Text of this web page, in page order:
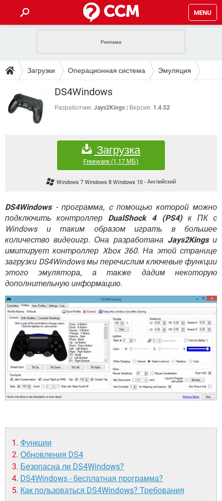
MENU
INSTAGRAM FACEBOOK
ВКОНТАКТЕ ВИДЕО
ПОЛЕЗНЫЕ СОВЕТЫ
TIKTOK TELEGRAM
WHATSAPP
FACEBOOK
GOOGLE
TIKTOK TELEGRAM
WHATSAPP
ИГРЫ
ВКОНТАКТЕ
ФОРУМ
INSTAGRAM
ИГРЫ
WINDOWS 10 ВКОНТАКТЕ
YANDEX
ЭНЦИКЛОПЕДИЯ
TELEGRAM
WINDOWS 10 ВКОНТАКТЕ
ВИДЕО
YANDEX
Загрузки Операционная система Эмуляция
DS4Windows
Разработчик: Jays2Kings Версия: 1.4.52
Загрузка
Freeware (1,17 МБ)
Windows 7 Windows 8 Windows 10 - Английский
DS4Windows- программа, c помощью которой можно
подключить контроллер DualShock 4 (PS4)к ПК с
Windows и таким образом играть в большее
количество видеоигр. Она разработана Jays2Kingsи
имитирует контроллер Xbox 360. На этой странице
загрузки DS4Windows мы перечислим ключевые функции
этого эмулятора, а также дадим некоторую
дополнительную информацию.
Функции
Обновления DS4
Безопасна ли DS4Windows?
DS4Windows - бесплатная программа?
Как пользоваться DS4Windows? Требования